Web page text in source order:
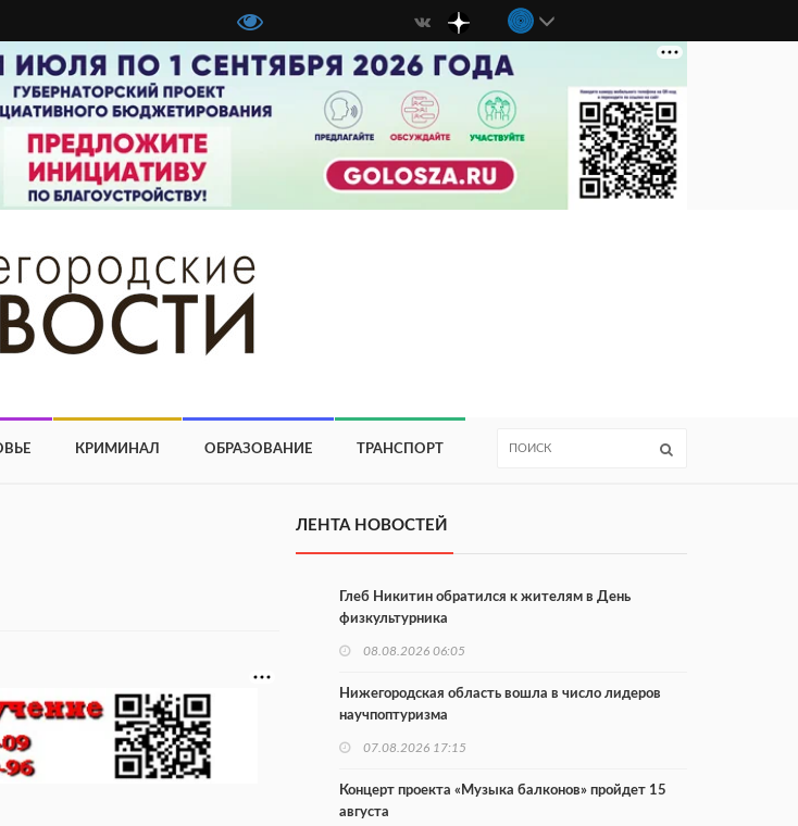
КРИМИНАЛ ОБРАЗОВАНИЕ ТРАНСПОРТ
ЛЕНТА НОВОСТЕЙ
Глеб Никитин обратился к жителям в День
физкультурника
08.08.2026 06:05
Нижегородская область вошла в число лидеров
научпоптуризма
07.08.2026 17:15
Концерт проекта «Музыка балконов» пройдет 15
августа